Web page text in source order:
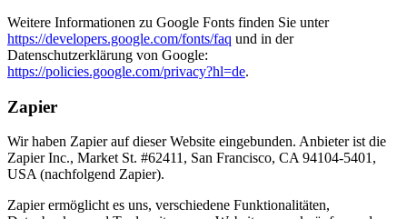
Weitere Informationen zu Google Fonts finden Sie unter
https://developers.google.com/fonts/faq und in der
Datenschutzerklärung von Google:
https://policies.google.com/privacy?hl=de.
Zapier
Wir haben Zapier auf dieser Website eingebunden. Anbieter ist die
Zapier Inc., Market St. #62411, San Francisco, CA 94104-5401,
USA (nachfolgend Zapier).
Zapier ermöglicht es uns, verschiedene Funktionalitäten,